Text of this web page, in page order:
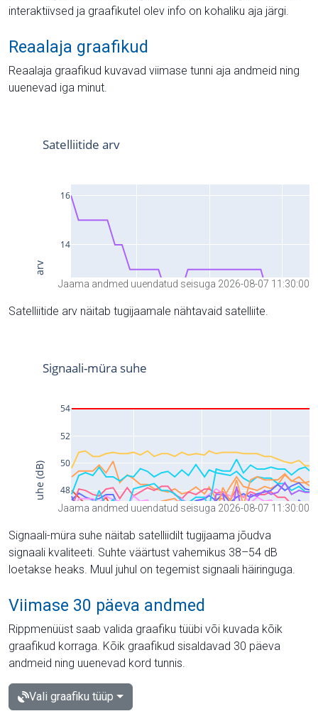
interaktiivsed ja graafikutel olev info on kohaliku aja järgi.
Reaalaja graafikud
Reaalaja graafikud kuvavad viimase tunni aja andmeid ning
uuenevad iga minut.
Jaama andmed uuendatud seisuga 2026-08-07 11:30:00
Satelliitide arv näitab tugijaamale nähtavaid satelliite.
Jaama andmed uuendatud seisuga 2026-08-07 11:30:00
Signaali-müra suhe näitab satelliidilt tugijaama jõudva
signaali kvaliteeti. Suhte väärtust vahemikus 38–54 dB
loetakse heaks. Muul juhul on tegemist signaali häiringuga.
Viimase 30 päeva andmed
Rippmenüüst saab valida graafiku tüübi või kuvada kõik
graafikud korraga. Kõik graafikud sisaldavad 30 päeva
andmeid ning uuenevad kord tunnis.
Vali graafiku tüüp